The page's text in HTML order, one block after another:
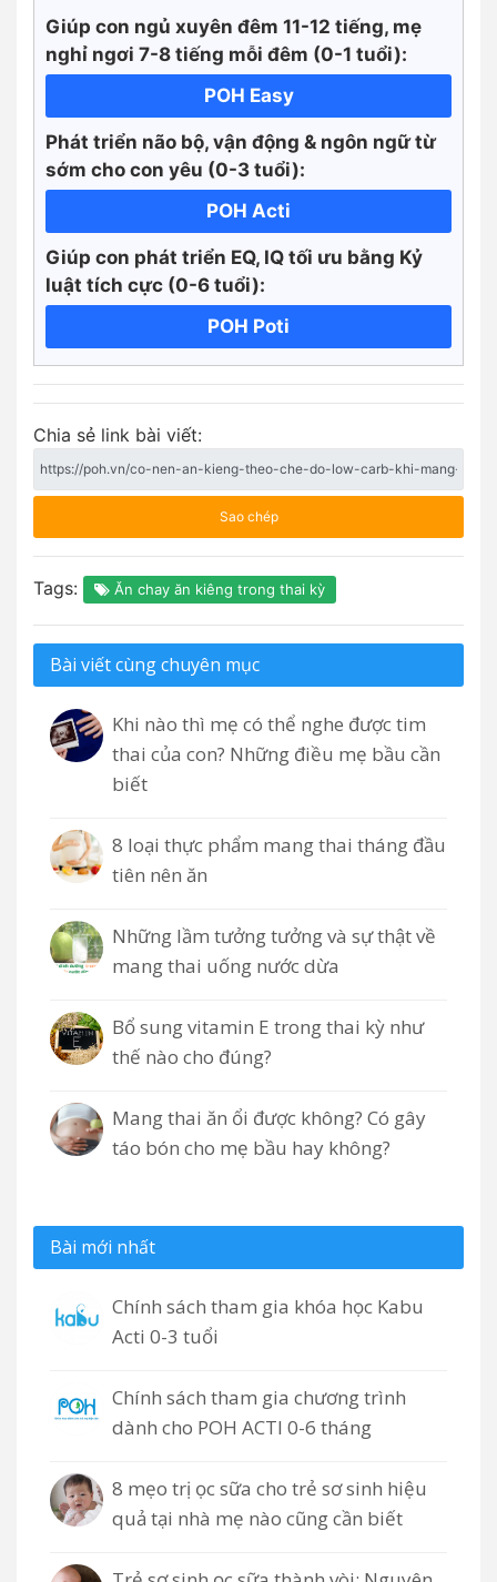
Giúp con ngủ xuyên đêm 11-12 tiếng, mẹ
nghỉ ngơi 7-8 tiếng mỗi đêm (0-1 tuổi):
POH Easy
Phát triển não bộ, vận động & ngôn ngữ từ
sớm cho con yêu (0-3 tuổi):
POH Acti
Giúp con phát triển EQ, IQ tối ưu bằng Kỷ
luật tích cực (0-6 tuổi):
POH Poti
Chia sẻ link bài viết:
Sao chép
Tags: Ăn chay ăn kiêng trong thai kỳ
Bài viết cùng chuyên mục
Khi nào thì mẹ có thể nghe được tim
thai của con? Những điều mẹ bầu cần
biết
8 loại thực phẩm mang thai tháng đầu
tiên nên ăn
Những lầm tưởng tưởng và sự thật về
mang thai uống nước dừa
Bổ sung vitamin E trong thai kỳ như
thế nào cho đúng?
Mang thai ăn ổi được không? Có gây
táo bón cho mẹ bầu hay không?
Bài mới nhất
Chính sách tham gia khóa học Kabu
Acti 0-3 tuổi
Chính sách tham gia chương trình
dành cho POH ACTI 0-6 tháng
8 mẹo trị ọc sữa cho trẻ sơ sinh hiệu
quả tại nhà mẹ nào cũng cần biết